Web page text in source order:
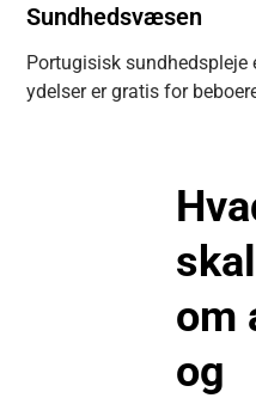
Sundhedsvæsen
Portugisisk sundhedspleje
ydelser er gratis for
om
og